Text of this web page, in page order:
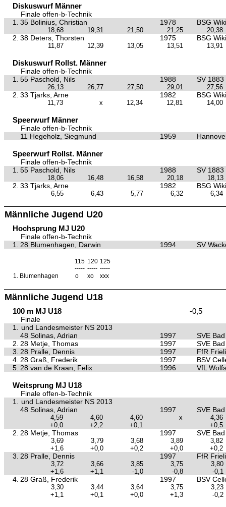
Diskuswurf Männer
Finale offen-b-Technik
1.
35 Bolinius, Christian 1978 BSG
18,68 19,31 21,50 21,25 20,38
2. 38 Deters, Thorsten 1975 BSG
11,87 12,39 13,05 13,51 13,91
Diskuswurf Rollst. Männer
Finale offen-b-Technik
1.
55 Paschold, Nils 1988 SV 1883
26,13 26,77 27,50 29,01 27,56
2. 33 Tjarks, Arne 1982 BSG
11,73 x 12,34 12,81 14,00
Speerwurf Männer
Finale offen-b-Technik
11 Hegeholz, Siegmund
1959
Speerwurf Rollst. Männer
Finale offen-b-Technik
1.
55 Paschold, Nils 1988 SV 1883
18,06 16,48 16,58 20,18 18,13
2. 33 Tjarks, Arne 1982 BSG
6,55 6,43 5,77 6,32 6,34
Männliche Jugend U20
Hochsprung MJ U20
Finale offen-b-Technik
1.
28 Blumenhagen, Darwin 1994 SV
115 120 125
----- ----- -----
1. Blumenhagen o xo xxx
Männliche Jugend U18
100 m MJ U18 -0,5
Finale
1.
und Landesmeister NS 2013
48 Solinas, Adrian
1997
SVE
2. 28 Metje, Thomas 1997
SVE
3. 28 Pralle, Dennis 1997
FfR
4. 28 Graß, Frederik 1997
BSV
5. 28 van de Kraan, Felix 1996 VfL
Weitsprung MJ U18
Finale offen-b-Technik
1.
und Landesmeister NS 2013
48 Solinas, Adrian
1997 SVE
4,59 4,60 4,60 x
4,36
+0,0
+2,2 +0,1 +0,5
2. 28 Metje, Thomas 1997 SVE
3,69 3,79 3,68 3,89
3,82
+1,6
+0,0 +0,2 +0,0 +0,2
3. 28 Pralle, Dennis 1997 FfR
3,72 3,66 3,85 3,75
3,80
+1,6
+1,1 -1,0 -0,8 -0,1
4. 28 Graß, Frederik 1997 BSV
3,30 3,44 3,64 3,75
3,23
+1,1
+0,1 +0,0 +1,3 -0,2